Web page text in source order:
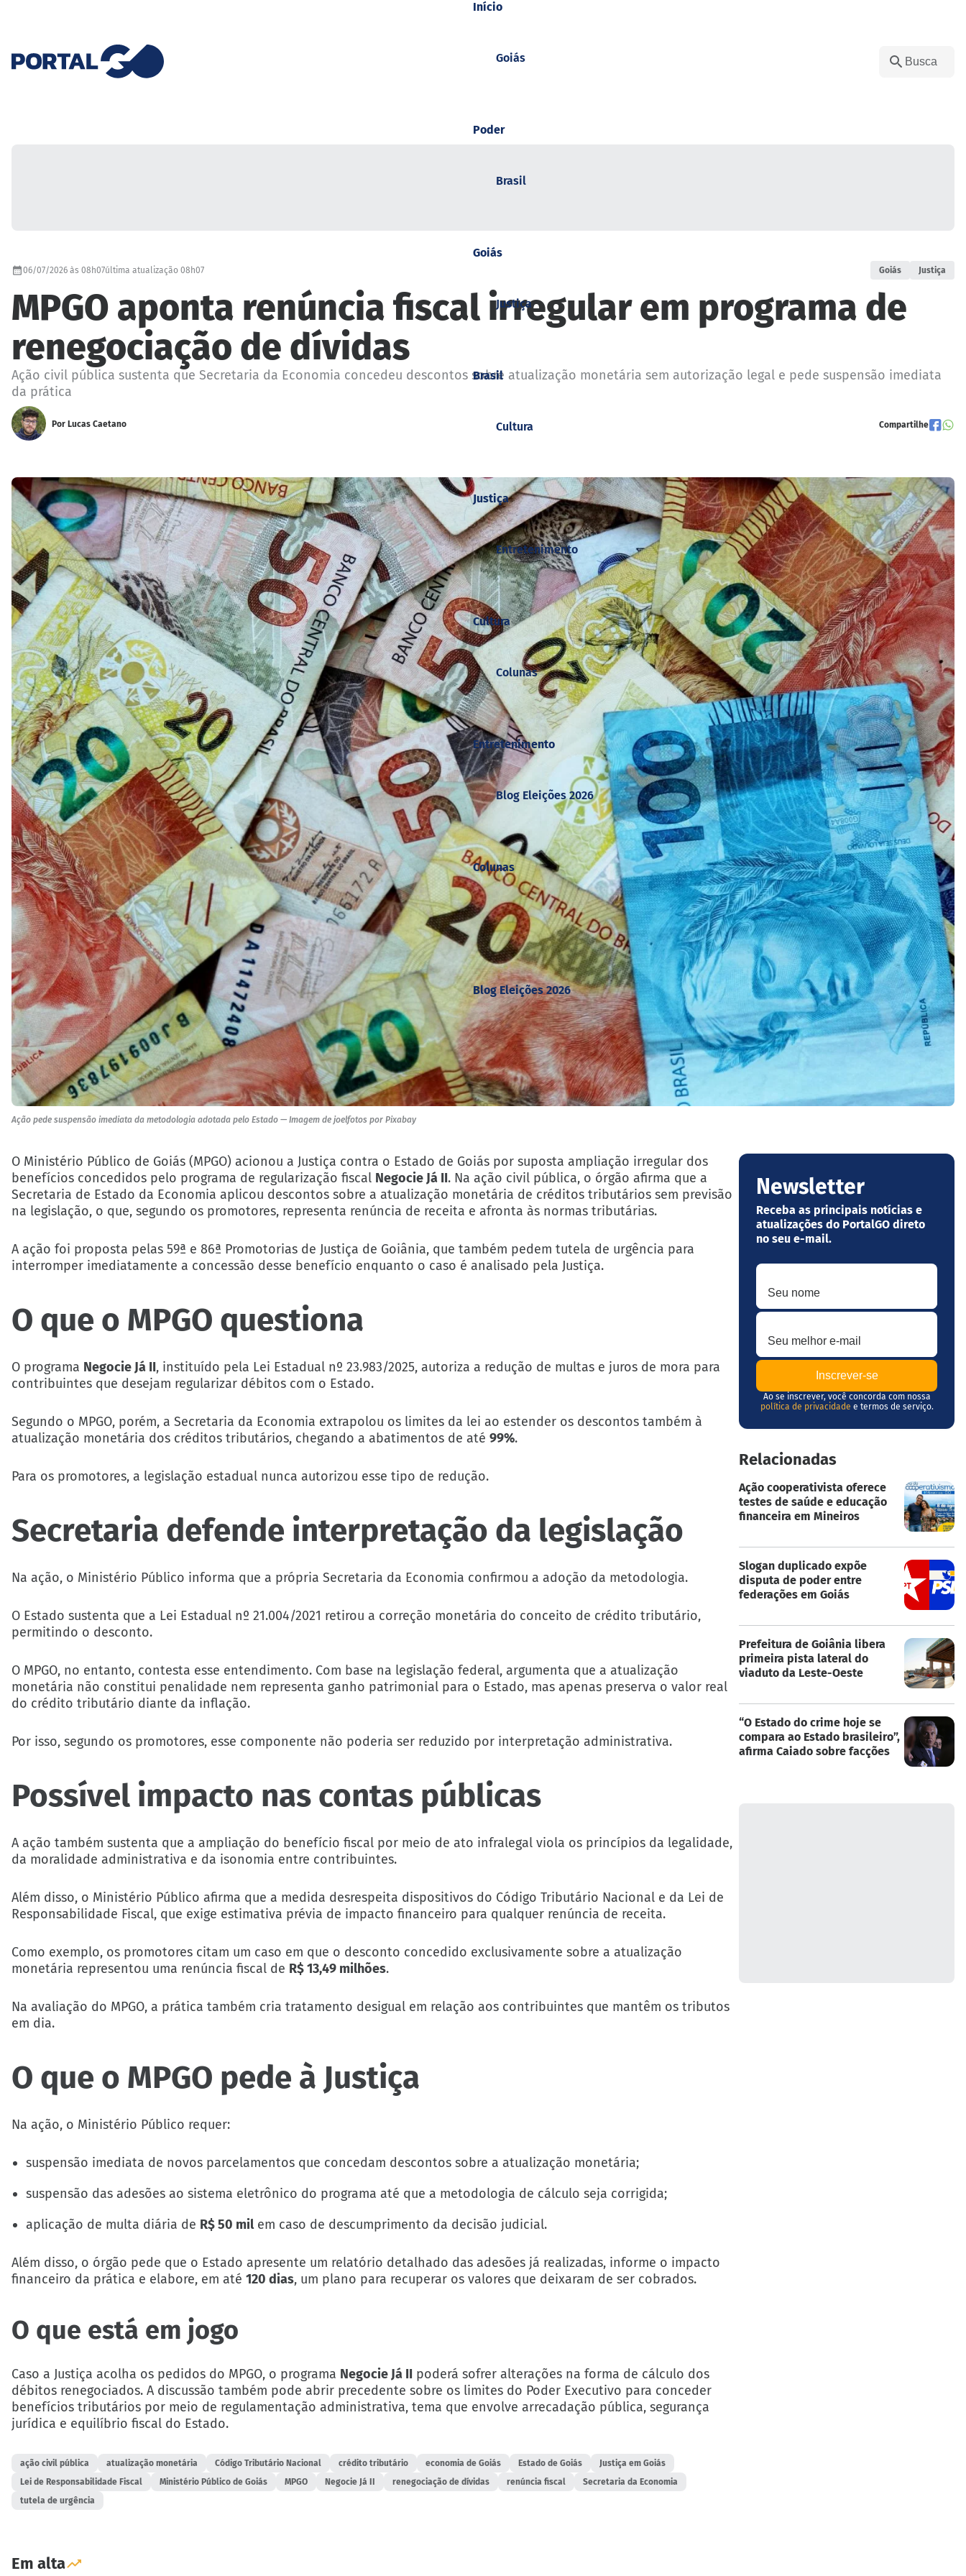
Goiás
Brasil
Justiça
Cultura
Entretenimento
Colunas
Blog Eleições 2026
Início
Poder
Goiás
Brasil
Justiça
Cultura
Entretenimento
Colunas
Blog Eleições 2026
06/07/2026 às 08h07última atualização 08h07 Goiás Justiça
MPGO aponta renúncia fiscal irregular em programa de
renegociação de dívidas
Ação civil pública sustenta que Secretaria da Economia concedeu descontos sobre atualização monetária sem autorização legal e pede suspensão imediata
da prática
Por Lucas Caetano Compartilhe
Ação pede suspensão imediata da metodologia adotada pelo Estado — Imagem de joelfotos por Pixabay
O Ministério Público de Goiás (MPGO) acionou a Justiça contra o Estado de Goiás por suposta ampliação irregular dos
benefícios concedidos pelo programa de regularização fiscal Negocie Já II. Na ação civil pública, o órgão afirma que a
Secretaria de Estado da Economia aplicou descontos sobre a atualização monetária de créditos tributários sem previsão
na legislação, o que, segundo os promotores, representa renúncia de receita e afronta às normas tributárias.
A ação foi proposta pelas 59ª e 86ª Promotorias de Justiça de Goiânia, que também pedem tutela de urgência para
interromper imediatamente a concessão desse benefício enquanto o caso é analisado pela Justiça.
O que o MPGO questiona
O programa Negocie Já II, instituído pela Lei Estadual nº 23.983/2025, autoriza a redução de multas e juros de mora para
contribuintes que desejam regularizar débitos com o Estado.
Segundo o MPGO, porém, a Secretaria da Economia extrapolou os limites da lei ao estender os descontos também à
atualização monetária dos créditos tributários, chegando a abatimentos de até 99%.
Para os promotores, a legislação estadual nunca autorizou esse tipo de redução.
Secretaria defende interpretação da legislação
Na ação, o Ministério Público informa que a própria Secretaria da Economia confirmou a adoção da metodologia.
O Estado sustenta que a Lei Estadual nº 21.004/2021 retirou a correção monetária do conceito de crédito tributário,
permitindo o desconto.
O MPGO, no entanto, contesta esse entendimento. Com base na legislação federal, argumenta que a atualização
monetária não constitui penalidade nem representa ganho patrimonial para o Estado, mas apenas preserva o valor real
do crédito tributário diante da inflação.
Por isso, segundo os promotores, esse componente não poderia ser reduzido por interpretação administrativa.
Possível impacto nas contas públicas
A ação também sustenta que a ampliação do benefício fiscal por meio de ato infralegal viola os princípios da legalidade,
da moralidade administrativa e da isonomia entre contribuintes.
Além disso, o Ministério Público afirma que a medida desrespeita dispositivos do Código Tributário Nacional e da Lei de
Responsabilidade Fiscal, que exige estimativa prévia de impacto financeiro para qualquer renúncia de receita.
Como exemplo, os promotores citam um caso em que o desconto concedido exclusivamente sobre a atualização
monetária representou uma renúncia fiscal de R$ 13,49 milhões.
Na avaliação do MPGO, a prática também cria tratamento desigual em relação aos contribuintes que mantêm os tributos
em dia.
O que o MPGO pede à Justiça
Na ação, o Ministério Público requer:
suspensão imediata de novos parcelamentos que concedam descontos sobre a atualização monetária;
suspensão das adesões ao sistema eletrônico do programa até que a metodologia de cálculo seja corrigida;
aplicação de multa diária de R$ 50 milem caso de descumprimento da decisão judicial.
Além disso, o órgão pede que o Estado apresente um relatório detalhado das adesões já realizadas, informe o impacto
financeiro da prática e elabore, em até 120 dias, um plano para recuperar os valores que deixaram de ser cobrados.
O que está em jogo
Caso a Justiça acolha os pedidos do MPGO, o programa Negocie Já II poderá sofrer alterações na forma de cálculo dos
débitos renegociados. A discussão também pode abrir precedente sobre os limites do Poder Executivo para conceder
benefícios tributários por meio de regulamentação administrativa, tema que envolve arrecadação pública, segurança
jurídica e equilíbrio fiscal do Estado.
ação civil pública atualização monetária Código Tributário Nacional crédito tributário economia de Goiás Estado de Goiás
Justiça em Goiás
Lei de Responsabilidade Fiscal
Ministério Público de Goiás MPGO Negocie Já II renegociação de dívidas renúncia fiscal
Secretaria da Economia
tutela de urgência
Em alta
Newsletter
Receba as principais notícias e
atualizações do PortalGO direto
no seu e-mail.
Seu nome
Seu melhor e-mail
Ao se inscrever, você concorda com nossa
política de privacidade e termos de serviço.
Relacionadas
Ação cooperativista oferece
testes de saúde e educação
financeira em Mineiros
Slogan duplicado expõe
disputa de poder entre
federações em Goiás
Prefeitura de Goiânia libera
primeira pista lateral do
viaduto da Leste-Oeste
“O Estado do crime hoje se
compara ao Estado brasileiro”,
afirma Caiado sobre facções